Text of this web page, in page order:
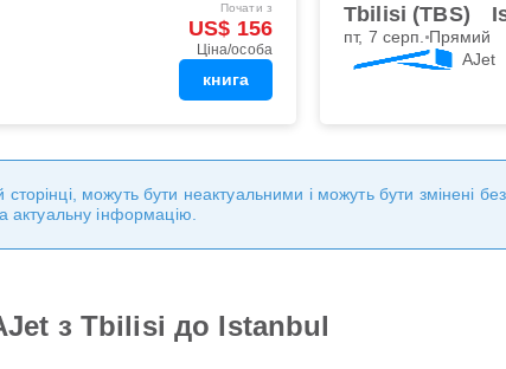
Почати з
US$ 156
Ціна/особа
книга
Tbilisi (TBS)
пт, 7 серп. Прямий
AJet
сторінці, можуть бути неактуальними і можуть бути змінені
актуальну інформацію.
з Tbilisi до Istanbul